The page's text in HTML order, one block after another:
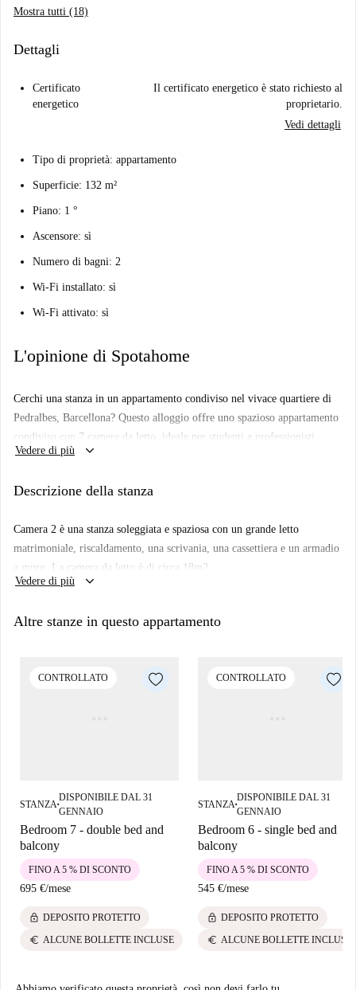
Mostra tutti (18)
Dettagli
Certificato
energetico
Il certificato energetico è stato richiesto al
proprietario.
Vedi dettagli
Tipo di proprietà: appartamento
Superficie: 132 m²
Piano: 1 °
Ascensore: sì
Numero di bagni: 2
Wi-Fi installato: sì
Wi-Fi attivato: sì
L'opinione di Spotahome
Cerchi una stanza in un appartamento condiviso nel vivace quartiere di
Pedralbes, Barcellona? Questo alloggio offre uno spazioso appartamento
condiviso con 7 camere da letto, ideale per studenti e professionisti.
Completamente arredato, l'immobile offre una lavatrice privata,
arricchisce l'esperienza abitativa e il WiFi è incluso per rimanere
personalmente da Spotahome.
professionisti. Punti di riferimento chiave come la stazione della
(UB), la Escola Dalts Estudis Mercantils e altro ancora sono
ristoranti come Can Tornem-Hi e Bar Versalles. La tua prossima casa ti
Vedere di più keyboard_arrow_down
Descrizione della stanza
Camera 2 è una stanza soleggiata e spaziosa con un grande letto
matrimoniale, riscaldamento, una scrivania, una cassettiera e un armadio
a muro. La camera da letto è di circa 18m2.
Vedere di più
keyboard_arrow_down
Altre stanze in questo appartamento
CONTROLLATO
STANZA ■
DISPONIBILE DAL 31
GENNAIO
Bedroom 7 - double bed and
balcony
695 €/mese
FINO A 5 % DI SCONTO
lock DEPOSITO PROTETTO
euro ALCUNE BOLLETTE INCLUSE
CONTROLLATO
STANZA ■
DISPONIBILE DAL 31
GENNAIO
Bedroom 6 - single bed and
balcony
545 €/mese
FINO A 5 % DI SCONTO
lock DEPOSITO PROTETTO
euro ALCUNE BOLLETTE INCLUSE